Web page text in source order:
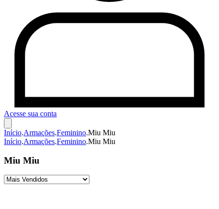
Acesse sua conta
Início.Armações.Feminino.Miu Miu
Início.Armações.Feminino.Miu Miu
Miu Miu